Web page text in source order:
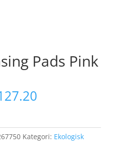
Pads Pink
Det
är:
kr127.20.
Kategori: Ekologisk